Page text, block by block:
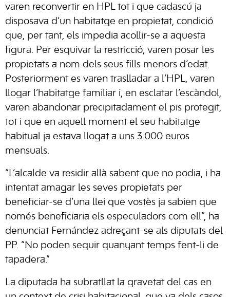
varen reconvertir en HPL tot i que cadascú ja
disposava d’un habitatge en propietat, condició
que, per tant, els impedia acollir-se a aquesta
figura. Per esquivar la restricció, varen posar les
propietats a nom dels seus fills menors d’edat.
Posteriorment es varen traslladar a l’HPL, varen
llogar l’habitatge familiar i, en esclatar l’escàndol,
varen abandonar precipitadament el pis protegit,
tot i que en aquell moment el seu habitatge
habitual ja estava llogat a uns 3.000 euros
mensuals.
“L’alcalde va residir allà sabent que no podia, i ha
intentat amagar les seves propietats per
beneficiar-se d’una llei que vostès ja sabien que
només beneficiaria els especuladors com ell”, ha
denunciat Fernández adreçant-se als diputats del
PP. “No poden seguir guanyant temps fent-li de
tapadera.”
La diputada ha subratllat la gravetat del cas en